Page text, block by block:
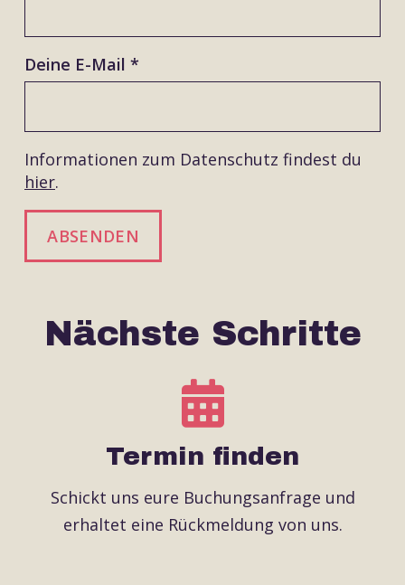
Deine E-Mail *
Informationen zum Datenschutz findest du
hier.
ABSENDEN
Nächste Schritte
Termin finden
Schickt uns eure Buchungsanfrage und
erhaltet eine Rückmeldung von uns.